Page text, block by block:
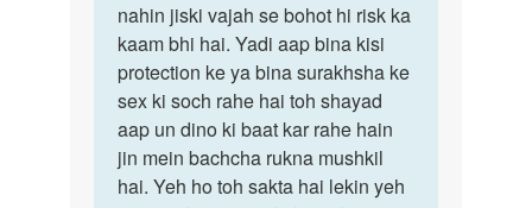
safe
period
ke
bare
by
amitaggerwal
tarah
se
nahin jiski vajah se bohot hi risk ka
kaam bhi hai. Yadi aap bina kisi
protection ke ya bina surakhsha ke
sex ki soch rahe hai toh shayad
aap un dino ki baat kar rahe hain
jin mein bachcha rukna mushkil
hai. Yeh ho toh sakta hai lekin yeh